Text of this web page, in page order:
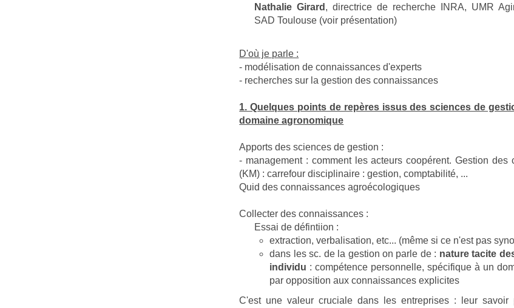
Nathalie Girard , directrice de recherche INRA, UMR
SAD Toulouse (voir présentation)
D'où je parle :
- modélisation de connaissances d'experts
- recherches sur la gestion des connaissances
1. Quelques points de repères issus des sciences de
domaine agronomique
Apports des sciences de gestion :
- management : comment les acteurs coopérent. Gestion des
(KM) : carrefour disciplinaire : gestion, comptabilité, ...
Quid des connaissances agroécologiques
Collecter des connaissances :
Essai de défintiion :
extraction, verbalisation, etc... (même si ce n'est pas
dans les sc. de la gestion on parle de : nature tacite
individu : compétence personnelle, spécifique à un
par opposition aux connaissances explicites
C'est une valeur cruciale dans les entreprises : leur savoir